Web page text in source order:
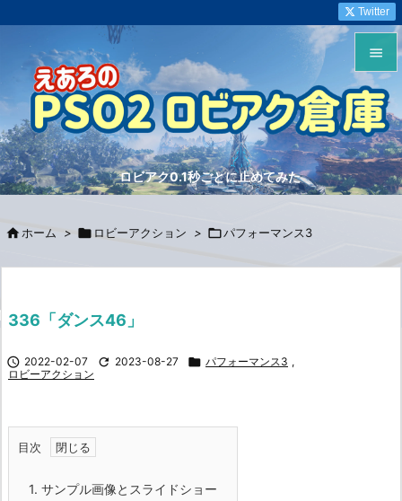
ロビアク0.1秒ごとに止めてみた


メニュ

サイド


Twitter
 ホーム >  ロビーアクション > パフォーマンス3
336「ダンス46」
 2022-02-07  2023-08-27  パフォーマンス3 ,
ロビーアクション
目次
1. サンプル画像とスライドショー